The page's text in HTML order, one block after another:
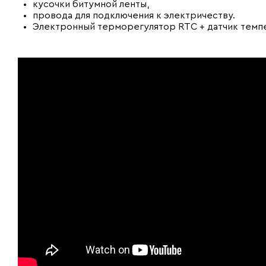
кусочки битумной ленты,
провода для подключения к электричеству.
Электронный терморегулятор RTC + датчик